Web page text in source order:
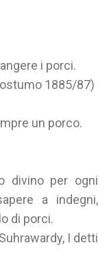
i porci.
1885/87)
un porco.
divino per ogni
a indegni,
di porci.
I detti